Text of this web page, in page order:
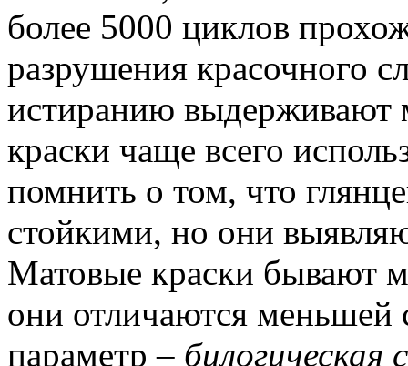
более 5000 циклов
разрушения красочного
истиранию выдерживают
краски чаще всего
помнить о том, что
стойкими, но они
Матовые краски бывают
они отличаются
параметр – билогическая